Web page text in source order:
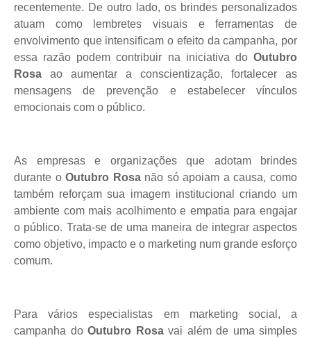
recentemente. De outro lado, os brindes personalizados
atuam como lembretes visuais e ferramentas de
envolvimento que intensificam o efeito da campanha, por
essa razão podem contribuir na iniciativa do Outubro
Rosa ao aumentar a conscientização, fortalecer as
mensagens de prevenção e estabelecer vínculos
emocionais com o público.
As empresas e organizações que adotam brindes
durante oOutubro Rosanão só apoiam a causa, como
também reforçam sua imagem institucional criando um
ambiente com mais acolhimento e empatia para engajar
o público. Trata-se de uma maneira de integrar aspectos
como objetivo, impacto e o marketing num grande esforço
comum.
Para vários especialistas em marketing social, a
campanha do Outubro Rosavai além de uma simples